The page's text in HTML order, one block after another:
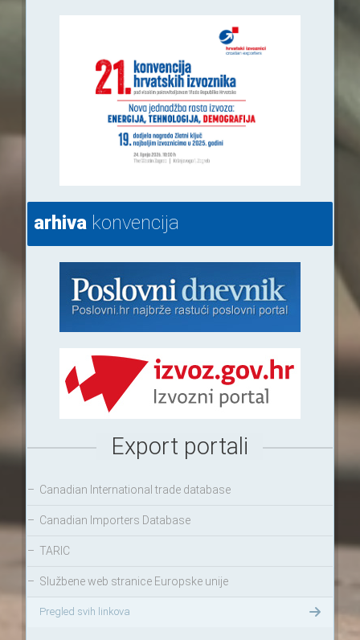
arhivakonvencija
Export portali
– Canadian International trade database
– Canadian Importers Database
– TARIC
– Službene web stranice Europske unije
Pregled svih linkova